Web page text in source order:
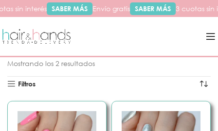
sin interés SABER MÁS Envío gratis SABER MÁS 3 cuotas sin
Mostrando los 2 resultados
Filtros